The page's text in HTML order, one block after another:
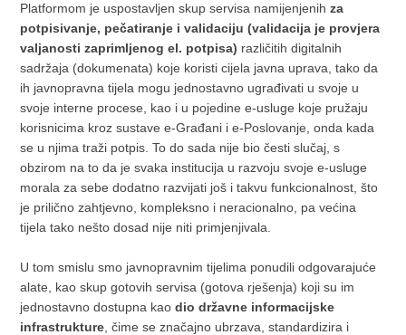
Platformom je uspostavljen skup servisa namijenjenihza
potpisivanje, pečatiranje i validaciju (validacija je provjera
valjanosti zaprimljenog el. potpisa) različitih digitalnih
sadržaja (dokumenata) koje koristi cijela javna uprava, tako da
ih javnopravna tijela mogu jednostavno ugrađivati u svoje u
svoje interne procese, kao i u pojedine e-usluge koje pružaju
korisnicima kroz sustave e-Građani i e-Poslovanje, onda kada
se u njima traži potpis. To do sada nije bio česti slučaj, s
obzirom na to da je svaka institucija u razvoju svoje e-usluge
morala za sebe dodatno razvijati još i takvu funkcionalnost, što
je prilično zahtjevno, kompleksno i neracionalno, pa većina
tijela tako nešto dosad nije niti primjenjivala.
U tom smislu smo javnopravnim tijelima ponudili odgovarajuće
alate, kao skup gotovih servisa (gotova rješenja) koji su im
jednostavno dostupna kaodio državne informacijske
infrastrukture , čime se značajno ubrzava, standardizira i